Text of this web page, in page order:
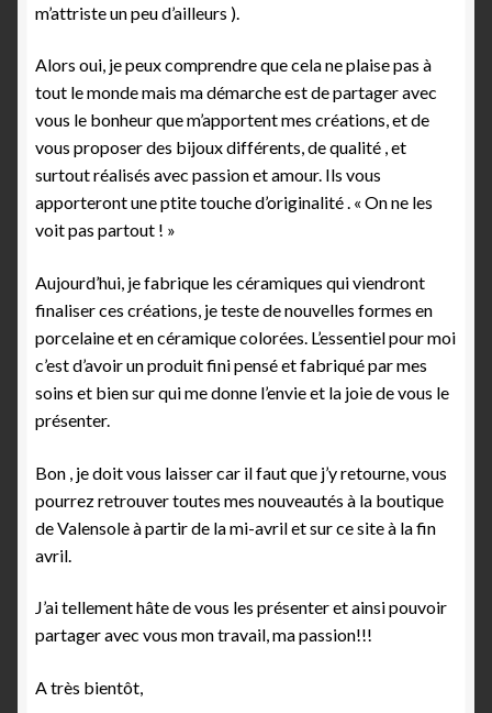
m’attriste un peu d’ailleurs ).
Alors oui, je peux comprendre que cela ne plaise pas à
tout le monde mais ma démarche est de partager avec
vous le bonheur que m’apportent mes créations, et de
vous proposer des bijoux différents, de qualité , et
surtout réalisés avec passion et amour. Ils vous
apporteront une ptite touche d’originalité . « On ne les
voit pas partout ! »
Aujourd’hui, je fabrique les céramiques qui viendront
finaliser ces créations, je teste de nouvelles formes en
porcelaine et en céramique colorées. L’essentiel pour moi
c’est d’avoir un produit fini pensé et fabriqué par mes
soins et bien sur qui me donne l’envie et la joie de vous le
présenter.
Bon , je doit vous laisser car il faut que j’y retourne, vous
pourrez retrouver toutes mes nouveautés à la boutique
de Valensole à partir de la mi-avril et sur ce site à la fin
avril.
J’ai tellement hâte de vous les présenter et ainsi pouvoir
partager avec vous mon travail, ma passion!!!
A très bientôt,